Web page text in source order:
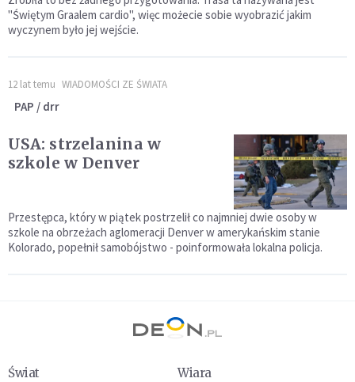
"Świętym Graalem cardio", więc możecie sobie wyobrazić jakim
wyczynem było jej wejście.
12 lat temu WIADOMOŚCI ZE ŚWIATA
PAP / drr
USA: strzelanina w
szkole w Denver
Przestępca, który w piątek postrzelił co najmniej dwie osoby w
szkole na obrzeżach aglomeracji Denver w amerykańskim stanie
Kolorado, popełnił samobójstwo - poinformowała lokalna policja.
Świat
Wiara